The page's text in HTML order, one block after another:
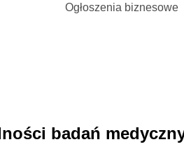
Ogłoszenia biznesowe
badań